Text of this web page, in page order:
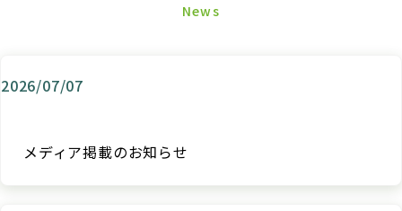
News
2026/07/07
メディア掲載のお知らせ